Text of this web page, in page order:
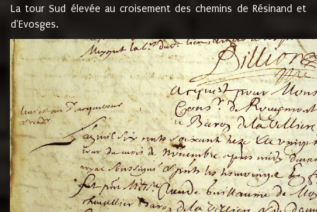
La tour Sud élevée au croisement des chemins de Résinand et
d'Evosges.